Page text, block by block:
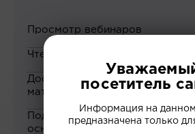
Просмотр вебинаров
Чтение статей
Доступ к закрытым
материалам
Подборка материалов на
основе ваших интересов
посетитель
Информация на
предназначена только